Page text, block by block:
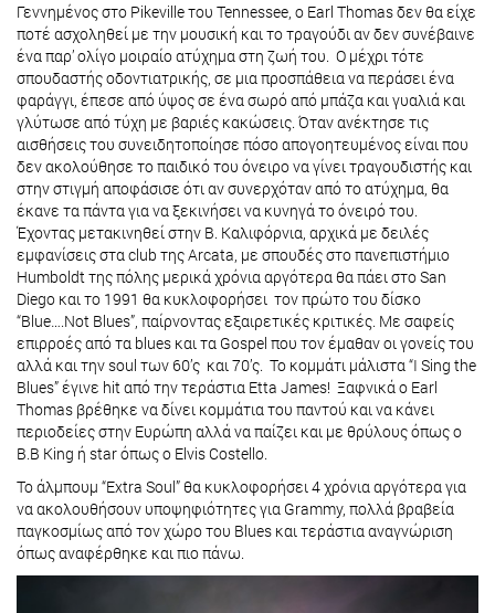
Γεννημένος στο Pikeville του Tennessee, ο Earl Thomas δεν θα είχε
ποτέ ασχοληθεί με την μουσική και το τραγούδι αν δεν συνέβαινε
ένα παρ’ ολίγο μοιραίο ατύχημα στη ζωή του. Ο μέχρι τότε
σπουδαστής οδοντιατρικής, σε μια προσπάθεια να περάσει ένα
φαράγγι, έπεσε από ύψος σε ένα σωρό από μπάζα και γυαλιά και
γλύτωσε από τύχη με βαριές κακώσεις. Όταν ανέκτησε τις
αισθήσεις του συνειδητοποίησε πόσο απογοητευμένος είναι που
δεν ακολούθησε το παιδικό του όνειρο να γίνει τραγουδιστής και
στην στιγμή αποφάσισε ότι αν συνερχόταν από το ατύχημα, θα
έκανε τα πάντα για να ξεκινήσει να κυνηγά το όνειρό του.
Έχοντας μετακινηθεί στην Β. Καλιφόρνια, αρχικά με δειλές
εμφανίσεις στα club της Arcata, με σπουδές στο πανεπιστήμιο
Humboldt της πόλης μερικά χρόνια αργότερα θα πάει στο San
Diego και το 1991 θα κυκλοφορήσει τον πρώτο του δίσκο
“Blue….Not Blues”, παίρνοντας εξαιρετικές κριτικές. Με σαφείς
επιρροές από τα blues και τα Gospel που τον έμαθαν οι γονείς του
αλλά και την soul των 60’ς και 70’ς. Το κομμάτι μάλιστα “I Sing the
Blues” έγινε hit από την τεράστια Etta James! Ξαφνικά ο Earl
Thomas βρέθηκε να δίνει κομμάτια του παντού και να κάνει
περιοδείες στην Ευρώπη αλλά να παίζει και με θρύλους όπως ο
B.B King ή star όπως ο Elvis Costello.
Το άλμπουμ “Extra Soul” θα κυκλοφορήσει 4 χρόνια αργότερα για
να ακολουθήσουν υποψηφιότητες για Grammy, πολλά βραβεία
παγκοσμίως από τον χώρο του Blues και τεράστια αναγνώριση
όπως αναφέρθηκε και πιο πάνω.